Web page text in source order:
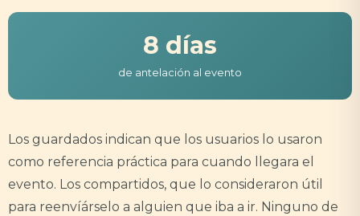
8 días
de antelación al evento
Los guardados indican que los usuarios lo usaron
como referencia práctica para cuando llegara el
evento. Los compartidos, que lo consideraron útil
para reenvíárselo a alguien que iba a ir. Ninguno de